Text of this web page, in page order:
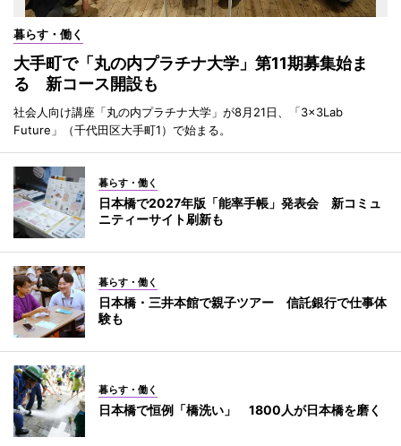
暮らす・働く
大手町で「丸の内プラチナ大学」第11期募集始ま
る 新コース開設も
社会人向け講座「丸の内プラチナ大学」が8月21日、「3×3Lab
Future」（千代田区大手町1）で始まる。
暮らす・働く
日本橋で2027年版「能率手帳」発表会 新コミュ
ニティーサイト刷新も
暮らす・働く
日本橋・三井本館で親子ツアー 信託銀行で仕事体
験も
暮らす・働く
日本橋で恒例「橋洗い」 1800人が日本橋を磨く